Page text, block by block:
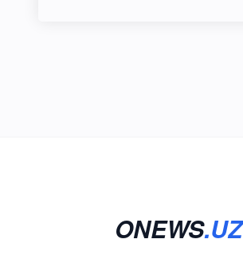
ONEWS.UZ